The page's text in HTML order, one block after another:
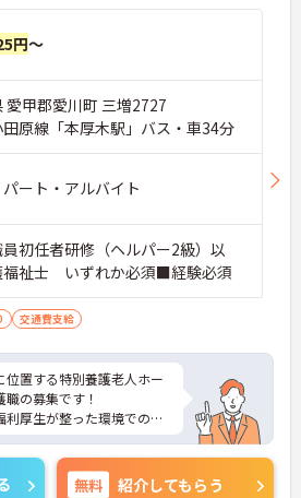
円～
愛甲郡愛川町 三増2727
原線「本厚木駅」バス・車34分
ート・アルバイト
初任者研修（ヘルパー2級）以
福祉士 いずれか必須■経験必須
交通費支給
置する特別養護老人ホー
の募集です！
厚生が整った環境での就
策ポイントなど、さらに
気軽にご相談ください。
無料 紹介してもらう